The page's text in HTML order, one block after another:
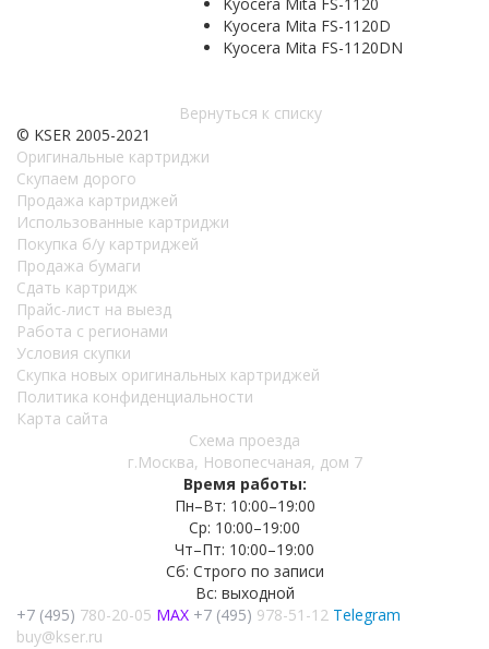
Kyocera Mita FS-1120D
Kyocera Mita FS-1120DN
Вернуться к списку
© KSER 2005-2021
Оригинальные картриджи
Скупаем дорого
Продажа картриджей
Использованные картриджи
Покупка б/у картриджей
Продажа бумаги
Сдать картридж
Прайс-лист на выезд
Работа с регионами
Условия скупки
Скупка новых оригинальных картриджей
Политика конфиденциальности
Карта сайта
Схема проезда
г.Москва, Новопесчаная, дом 7
Время работы:
Пн–Вт: 10:00–19:00
Ср: 10:00–19:00
Чт–Пт: 10:00–19:00
Сб: Строго по записи
Вс: выходной
+7 (495) 780-20-05 MAX +7 (495) 978-51-12 Telegram
buy@kser.ru